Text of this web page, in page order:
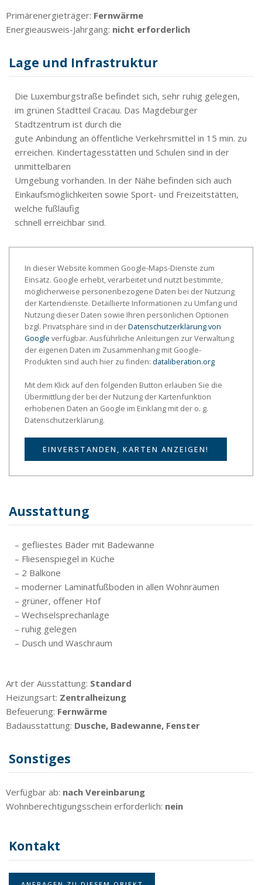
Primärenergieträger: Fernwärme
Energieausweis-Jahrgang: nicht erforderlich
Lage und Infrastruktur
Die Luxemburgstraße befindet sich, sehr ruhig gelegen,
im grünen Stadtteil Cracau. Das Magdeburger
Stadtzentrum ist durch die
gute Anbindung an öffentliche Verkehrsmittel in 15 min. zu
erreichen. Kindertagesstätten und Schulen sind in der
unmittelbaren
Umgebung vorhanden. In der Nähe befinden sich auch
Einkaufsmöglichkeiten sowie Sport- und Freizeitstätten,
welche fußläufig
schnell erreichbar sind.
In dieser Website kommen Google-Maps-Dienste zum
Einsatz. Google erhebt, verarbeitet und nutzt bestimmte,
möglicherweise personenbezogene Daten bei der Nutzung
der Kartendienste. Detaillierte Informationen zu Umfang und
Nutzung dieser Daten sowie Ihren persönlichen Optionen
bzgl. Privatsphäre sind in derDatenschutzerklärung von
Google verfügbar. Ausführliche Anleitungen zur Verwaltung
der eigenen Daten im Zusammenhang mit Google-
Produkten sind auch hier zu finden: dataliberation.org
Mit dem Klick auf den folgenden Button erlauben Sie die
Übermittlung der bei der Nutzung der Kartenfunktion
erhobenen Daten an Google im Einklang mit der o. g.
Datenschutzerklärung.
EINVERSTANDEN, KARTEN ANZEIGEN!
Ausstattung
– gefliestes Bäder mit Badewanne
– Fliesenspiegel in Küche
– 2 Balkone
– moderner Laminatfußboden in allen Wohnräumen
– grüner, offener Hof
– Wechselsprechanlage
– ruhig gelegen
– Dusch und Waschraum
Art der Ausstattung: Standard
Heizungsart: Zentralheizung
Befeuerung: Fernwärme
Badausstattung: Dusche, Badewanne, Fenster
Sonstiges
Verfügbar ab: nach Vereinbarung
Wohnberechtigungsschein erforderlich: nein
Kontakt